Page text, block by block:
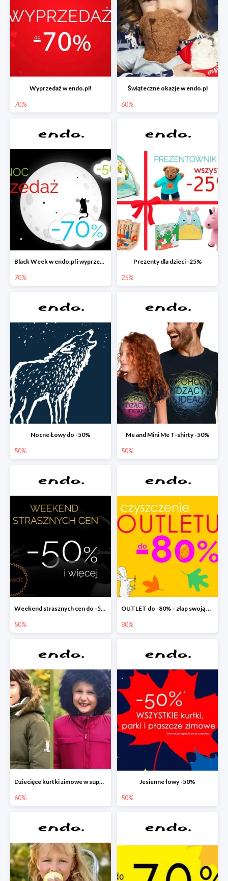
Wyprzedaż w endo.pl!
70%
Świąteczne okazje w endo.pl
60%
Black Week w endo.pl i wyprzedaże do -70&
70%
Prezenty dla dzieci -25%
25%
Nocne Łowy do -50%
50%
Me and Mini Me T-shirty -50%
50%
Weekend strasznych cen do -50%
50%
OUTLET do -80% - złap swoją okazję !
80%
Dziecięce kurtki zimowe w super cenach!
60%
Jesienne łowy -50%
50%